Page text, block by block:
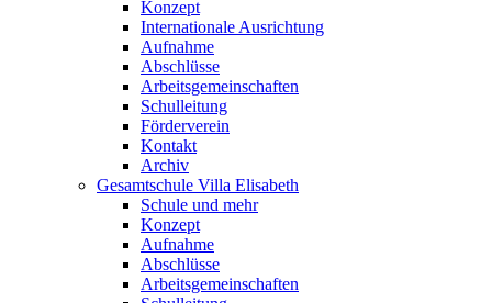
Konzept
Internationale Ausrichtung
Aufnahme
Abschlüsse
Arbeitsgemeinschaften
Schulleitung
Förderverein
Kontakt
Archiv
Gesamtschule Villa Elisabeth
Schule und mehr
Konzept
Aufnahme
Abschlüsse
Arbeitsgemeinschaften